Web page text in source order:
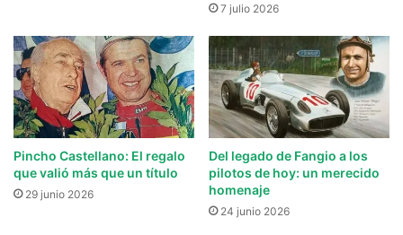
7 julio 2026
Pincho Castellano: El regalo
que valió más que un título
29 junio 2026
Del legado de Fangio a los
pilotos de hoy: un merecido
homenaje
24 junio 2026